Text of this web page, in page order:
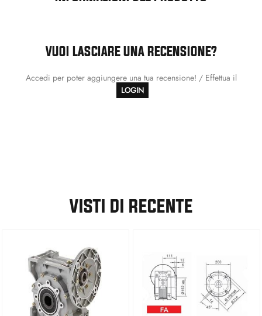
VUOI LASCIARE UNA RECENSIONE?
Accedi per poter aggiungere una tua recensione! / Effettua il
LOGIN
VISTI DI RECENTE